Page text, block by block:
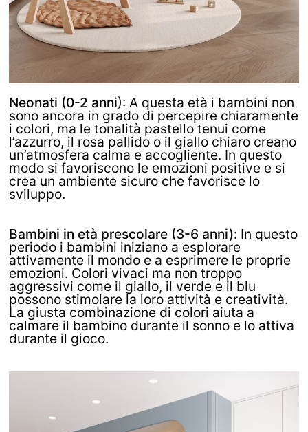
Neonati (0-2 anni): A questa età i bambini non
sono ancora in grado di percepire chiaramente
i colori, ma le tonalità pastello tenui come
l’azzurro, il rosa pallido o il giallo chiaro creano
un’atmosfera calma e accogliente. In questo
modo si favoriscono le emozioni positive e si
crea un ambiente sicuro che favorisce lo
sviluppo.
Bambini in età prescolare (3-6 anni): In questo
periodo i bambini iniziano a esplorare
attivamente il mondo e a esprimere le proprie
emozioni. Colori vivaci ma non troppo
aggressivi come il giallo, il verde e il blu
possono stimolare la loro attività e creatività.
La giusta combinazione di colori aiuta a
calmare il bambino durante il sonno e lo attiva
durante il gioco.